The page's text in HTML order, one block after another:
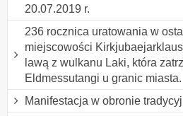
20.07.2019 r.
236 rocznica uratowania w
miejscowości
lawą z wulkanu Laki, która
Eldmessutangi u granic miasta.
Manifestacja w obronie